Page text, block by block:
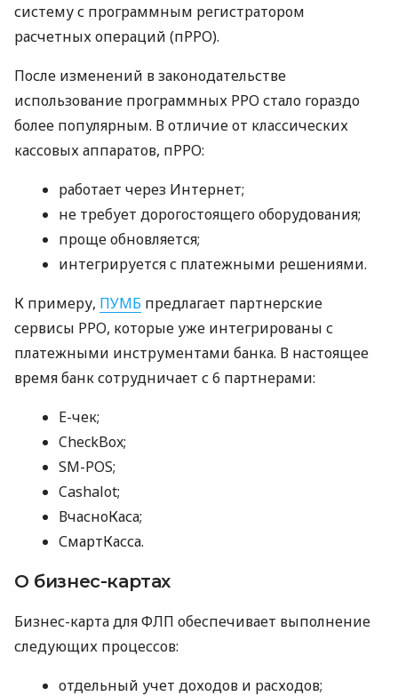
систему с программным регистратором
расчетных операций (пРРО).
После изменений в законодательстве
использование программных РРО стало гораздо
более популярным. В отличие от классических
кассовых аппаратов, пРРО:
работает через Интернет;
не требует дорогостоящего оборудования;
проще обновляется;
интегрируется с платежными решениями.
К примеру, ПУМБ предлагает партнерские
сервисы РРО, которые уже интегрированы с
платежными инструментами банка. В настоящее
время банк сотрудничает с 6 партнерами:
E-чек;
CheckBox;
SM-POS;
Cashalot;
ВчасноКаса;
СмартКасса.
О бизнес-картах
Бизнес-карта для ФЛП обеспечивает выполнение
следующих процессов:
отдельный учет доходов и расходов;